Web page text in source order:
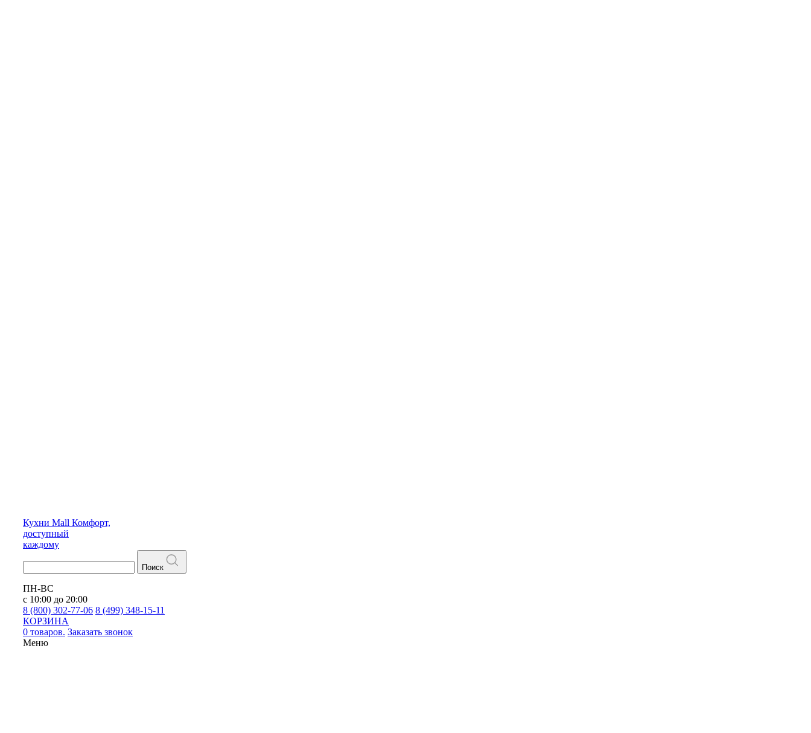
Кухни Mall Комфорт,
доступный
каждому
Поиск
ПН-ВС
с 10:00 до 20:00
8 (800) 302-77-06 8 (499) 348-15-11
КОРЗИНА
0 товаров. Заказать звонок
Меню